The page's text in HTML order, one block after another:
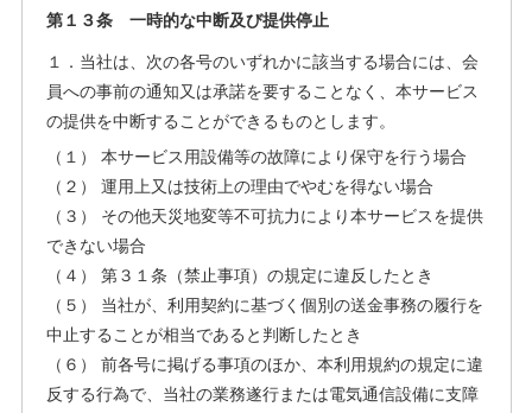
第１３条 一時的な中断及び提供停止
１．当社は、次の各号のいずれかに該当する場合には、会
員への事前の通知又は承諾を要することなく、本サービス
の提供を中断することができるものとします。
（１） 本サービス用設備等の故障により保守を行う場合
（２） 運用上又は技術上の理由でやむを得ない場合
（３） その他天災地変等不可抗力により本サービスを提供
できない場合
（４） 第３１条（禁止事項）の規定に違反したとき
（５） 当社が、利用契約に基づく個別の送金事務の履行を
中止することが相当であると判断したとき
（６） 前各号に掲げる事項のほか、本利用規約の規定に違
反する行為で、当社の業務遂行または電気通信設備に支障